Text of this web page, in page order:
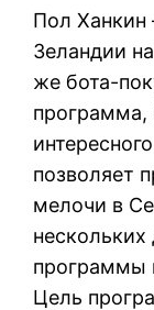
Пол
Зеландии
же бота-
программа,
позволяет
мелочи в
программы
Цель